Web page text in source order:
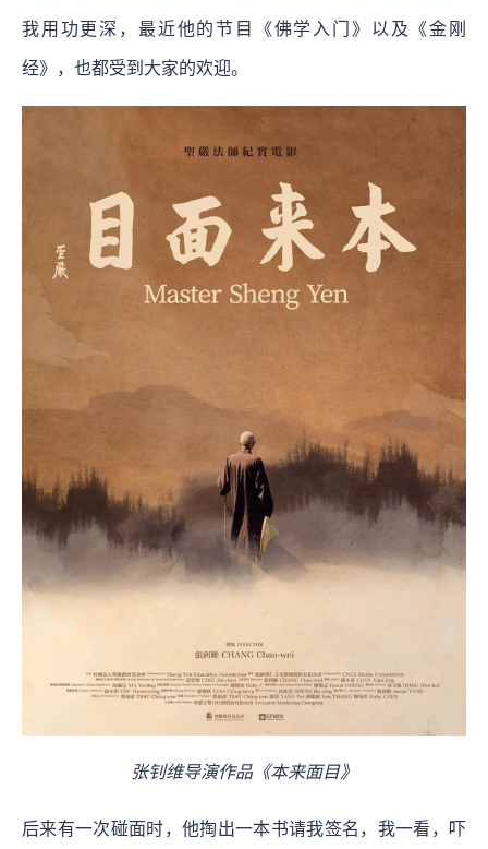
我用功更深，最近他的节目《佛学入门》以及《金刚
经》，也都受到大家的欢迎。
张钊维导演作品《本来面目》
后来有一次碰面时，他掏出一本书请我签名，我一看，吓